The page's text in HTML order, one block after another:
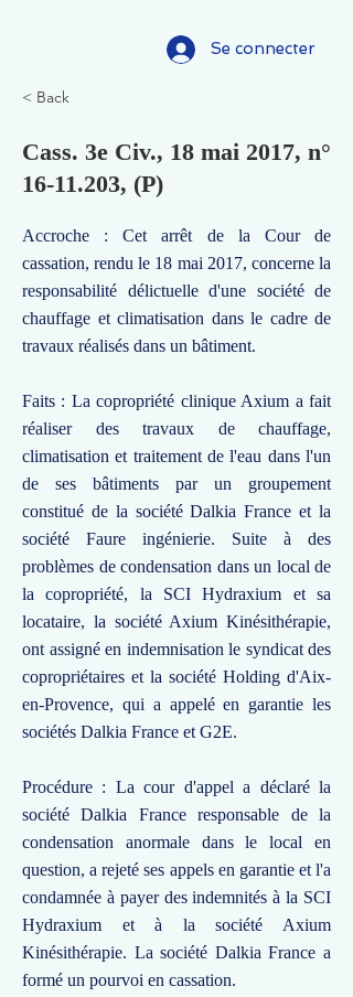
Se connecter
< Back
Cass. 3e Civ., 18 mai 2017, n°
16-11.203, (P)
Accroche : Cet arrêt de la Cour de
cassation, rendu le 18 mai 2017, concerne la
responsabilité délictuelle d'une société de
chauffage et climatisation dans le cadre de
travaux réalisés dans un bâtiment.
Faits : La copropriété clinique Axium a fait
réaliser des travaux de chauffage,
climatisation et traitement de l'eau dans l'un
de ses bâtiments par un groupement
constitué de la société Dalkia France et la
société Faure ingénierie. Suite à des
problèmes de condensation dans un local de
la copropriété, la SCI Hydraxium et sa
locataire, la société Axium Kinésithérapie,
ont assigné en indemnisation le syndicat des
copropriétaires et la société Holding d'Aix-
en-Provence, qui a appelé en garantie les
sociétés Dalkia France et G2E.
Procédure : La cour d'appel a déclaré la
société Dalkia France responsable de la
condensation anormale dans le local en
question, a rejeté ses appels en garantie et l'a
condamnée à payer des indemnités à la SCI
Hydraxium et à la société Axium
Kinésithérapie. La société Dalkia France a
formé un pourvoi en cassation.